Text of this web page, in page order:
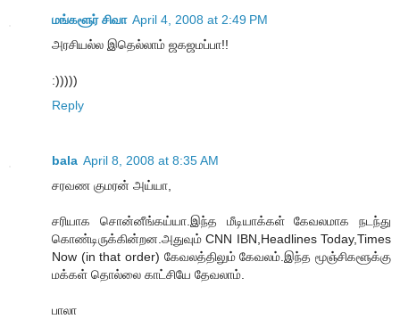
மங்களூர் சிவா April 4, 2008 at 2:49 PM
அரசியல்ல இதெல்லாம் ஜகஜமப்பா!!
:)))))
Reply
bala April 8, 2008 at 8:35 AM
சரவண குமரன் அய்யா,
சரியாக சொன்னீங்கய்யா.இந்த மீடியாக்கள் கேவலமாக நடந்து
கொண்டிருக்கின்றன.அதுவும் CNN IBN,Headlines Today,Times
Now (in that order) கேவலத்திலும் கேவலம்.இந்த மூஞ்சிகளூக்கு
மக்கள் தொல்லை காட்சியே தேவலாம்.
பாலா